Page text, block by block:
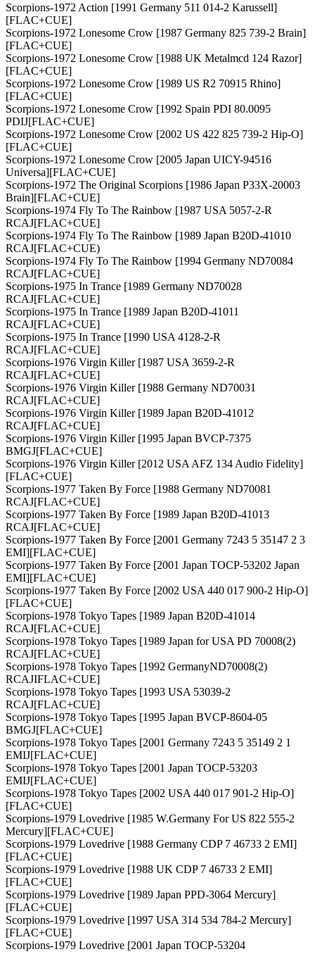
Scorpions-1972 Action [1991 Germany 511 014-2 Karussell]
[FLAC+CUE]
Scorpions-1972 Lonesome Crow [1987 Germany 825 739-2 Brain]
[FLAC+CUE]
Scorpions-1972 Lonesome Crow [1988 UK Metalmcd 124 Razor]
[FLAC+CUE]
Scorpions-1972 Lonesome Crow [1989 US R2 70915 Rhino]
[FLAC+CUE]
Scorpions-1972 Lonesome Crow [1992 Spain PDI 80.0095
PDIJ[FLAC+CUE]
Scorpions-1972 Lonesome Crow [2002 US 422 825 739-2 Hip-O]
[FLAC+CUE]
Scorpions-1972 Lonesome Crow [2005 Japan UICY-94516
Universa][FLAC+CUE]
Scorpions-1972 The Original Scorpions [1986 Japan P33X-20003
Brain][FLAC+CUE]
Scorpions-1974 Fly To The Rainbow [1987 USA 5057-2-R
RCAJ[FLAC+CUE]
Scorpions-1974 Fly To The Rainbow [1989 Japan B20D-41010
RCAJ[FLAC+CUE)
Scorpions-1974 Fly To The Rainbow [1994 Germany ND70084
RCAJ[FLAC+CUE]
Scorpions-1975 In Trance [1989 Germany ND70028
RCAJ[FLAC+CUE]
Scorpions-1975 In Trance [1989 Japan B20D-41011
RCAJ[FLAC+CUE]
Scorpions-1975 In Trance [1990 USA 4128-2-R
RCAJ[FLAC+CUE]
Scorpions-1976 Virgin Killer [1987 USA 3659-2-R
RCAJ[FLAC+CUE]
Scorpions-1976 Virgin Killer [1988 Germany ND70031
RCAJ[FLAC+CUE]
Scorpions-1976 Virgin Killer [1989 Japan B20D-41012
RCAJ[FLAC+CUE]
Scorpions-1976 Virgin Killer [1995 Japan BVCP-7375
BMGJ[FLAC+CUE]
Scorpions-1976 Virgin Killer [2012 USA AFZ 134 Audio Fidelity]
[FLAC+CUE]
Scorpions-1977 Taken By Force [1988 Germany ND70081
RCAJ[FLAC+CUE]
Scorpions-1977 Taken By Force [1989 Japan B20D-41013
RCAJ[FLAC+CUE]
Scorpions-1977 Taken By Force [2001 Germany 7243 5 35147 2 3
EMI][FLAC+CUE]
Scorpions-1977 Taken By Force [2001 Japan TOCP-53202 Japan
EMI][FLAC+CUE]
Scorpions-1977 Taken By Force [2002 USA 440 017 900-2 Hip-O]
[FLAC+CUE]
Scorpions-1978 Tokyo Tapes [1989 Japan B20D-41014
RCAJ[FLAC+CUE]
Scorpions-1978 Tokyo Tapes [1989 Japan for USA PD 70008(2)
RCAJ[FLAC+CUE]
Scorpions-1978 Tokyo Tapes [1992 GermanyND70008(2)
RCAJIFLAC+CUE]
Scorpions-1978 Tokyo Tapes [1993 USA 53039-2
RCAJ[FLAC+CUE]
Scorpions-1978 Tokyo Tapes [1995 Japan BVCP-8604-05
BMGJ[FLAC+CUE]
Scorpions-1978 Tokyo Tapes [2001 Germany 7243 5 35149 2 1
EMIJ[FLAC+CUE]
Scorpions-1978 Tokyo Tapes [2001 Japan TOCP-53203
EMIJ[FLAC+CUE]
Scorpions-1978 Tokyo Tapes [2002 USA 440 017 901-2 Hip-O]
[FLAC+CUE]
Scorpions-1979 Lovedrive [1985 W.Germany For US 822 555-2
Mercury][FLAC+CUE]
Scorpions-1979 Lovedrive [1988 Germany CDP 7 46733 2 EMI]
[FLAC+CUE]
Scorpions-1979 Lovedrive [1988 UK CDP 7 46733 2 EMI]
[FLAC+CUE]
Scorpions-1979 Lovedrive [1989 Japan PPD-3064 Mercury]
[FLAC+CUE]
Scorpions-1979 Lovedrive [1997 USA 314 534 784-2 Mercury]
[FLAC+CUE]
Scorpions-1979 Lovedrive [2001 Japan TOCP-53204